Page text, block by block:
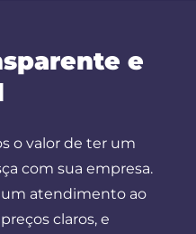
e
o valor de ter um
com sua empresa.
um atendimento ao
claros, e